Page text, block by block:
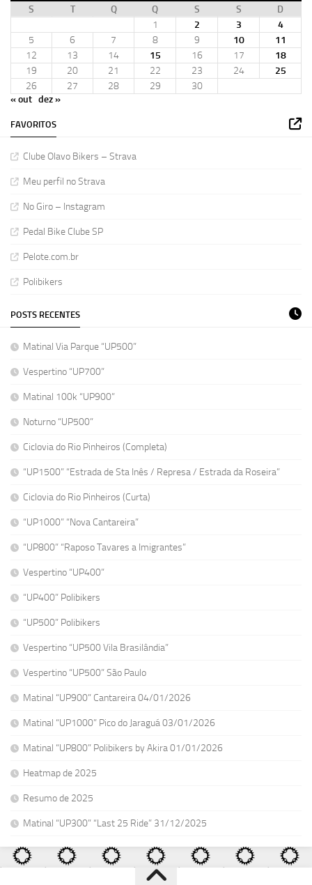
S
T Q Q S S
D
1
2 3
4
5
6 7 8 9 10
11
12
13 14 15 16 17
18
19
20 21 22 23 24
25
26
27 28 29
30
« out dez »
FAVORITOS
Clube Olavo Bikers – Strava
Meu perfil no Strava
No Giro – Instagram
Pedal Bike Clube SP
Pelote.com.br
Polibikers
POSTS RECENTES
Matinal Via Parque “UP500”
Vespertino “UP700”
Matinal 100k “UP900”
Noturno “UP500”
Ciclovia do Rio Pinheiros (Completa)
“UP1500” “Estrada de Sta Inês / Represa / Estrada da Roseira”
Ciclovia do Rio Pinheiros (Curta)
“UP1000” “Nova Cantareira”
“UP800” “Raposo Tavares a Imigrantes”
Vespertino “UP400”
“UP400” Polibikers
“UP500” Polibikers
Vespertino “UP500 Vila Brasilândia”
Vespertino “UP500” São Paulo
Matinal “UP900” Cantareira 04/01/2026
Matinal “UP1000” Pico do Jaraguá 03/01/2026
Matinal “UP800” Polibikers by Akira 01/01/2026
Heatmap de 2025
Resumo de 2025
Matinal “UP300” “Last 25 Ride” 31/12/2025